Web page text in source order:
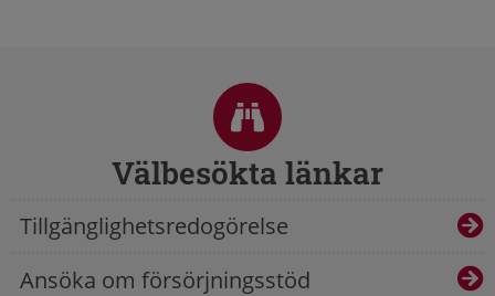
Välbesökta länkar
Tillgänglighetsredogörelse
Ansöka om försörjningsstöd